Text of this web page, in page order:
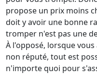
propose un prix moins
doit y avoir une bonne
tromper n'est pas une
À l'opposé, lorsque
non réputé, tout est
n'importe quoi pour